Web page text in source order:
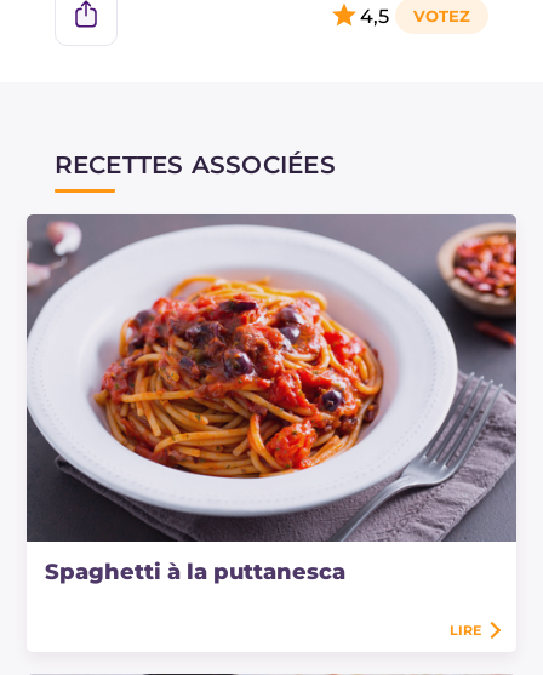
4,5
RECETTES ASSOCIÉES
Spaghetti à la puttanesca
LIRE